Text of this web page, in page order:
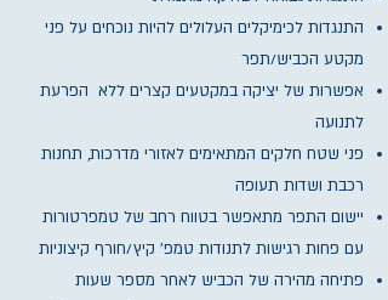
התנגדות לכימיקלים העלולים להיות נוכחים על פני
מקטע הכביש/תפר
אפשרות של יציקה במקטעים קצרים ללא הפרעת
לתנועה
פני שטח חלקים המתאימים לאזורי מדרכות, תחנות
רכבת ושדות תעופה
יישום התפר מתאפשר בטווח רחב של טמפרטורות
עם פחות רגישות לתנודות טמפ' קיץ/חורף קיצוניות
פתיחה מהירה של הכביש לאחר מספר שעות